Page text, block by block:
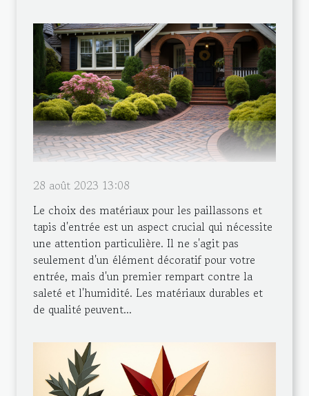
28 août 2023 13:08
Le choix des matériaux pour les paillassons et
tapis d'entrée est un aspect crucial qui nécessite
une attention particulière. Il ne s'agit pas
seulement d'un élément décoratif pour votre
entrée, mais d'un premier rempart contre la
saleté et l'humidité. Les matériaux durables et
de qualité peuvent...